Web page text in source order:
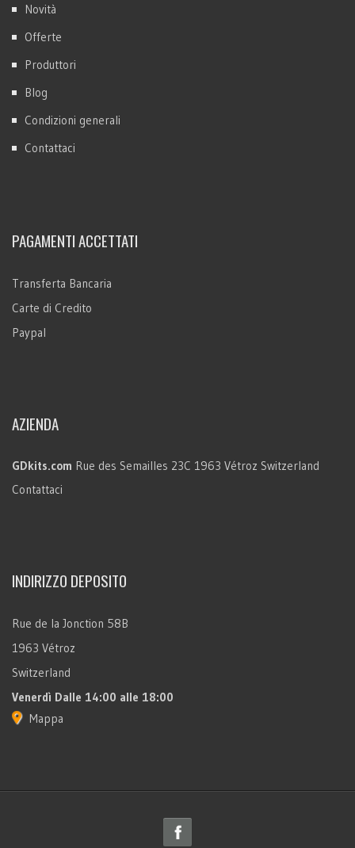
Novità
Offerte
Produttori
Blog
Condizioni generali
Contattaci
PAGAMENTI ACCETTATI
Transferta Bancaria
Carte di Credito
Paypal
AZIENDA
GDkits.com Rue des Semailles 23C 1963 Vétroz Switzerland
Contattaci
INDIRIZZO DEPOSITO
Rue de la Jonction 58B
1963 Vétroz
Switzerland
Venerdì Dalle 14:00 alle 18:00
Mappa